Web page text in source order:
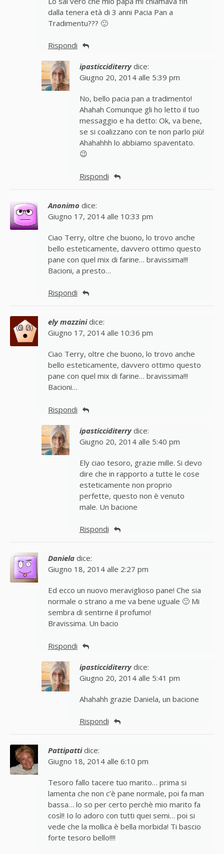
dalla tenera età di 3 anni Pacia Pan a
Tradimentu??? 🙂
Rispondi
ipasticciditerry dice:
Giugno 20, 2014 alle 5:39 pm
No, bello pacia pan a tradimento!
Ahahah Comunque gli ho letto il tuo
messaggio e ha detto: Ok, va bene,
se si coalizzano con te non parlo più!
Ahahahhh lo abbiamo spaventato.
😉
Rispondi
Anonimo dice:
Giugno 17, 2014 alle 10:33 pm
Ciao Terry, oltre che buono, lo trovo anche
bello esteticamente, davvero ottimo questo
pane con quel mix di farine… bravissima!!!
Bacioni, a presto…
Rispondi
ely mazzini dice:
Giugno 17, 2014 alle 10:36 pm
Ciao Terry, oltre che buono, lo trovo anche
bello esteticamente, davvero ottimo questo
pane con quel mix di farine… bravissima!!!
Bacioni…
Rispondi
ipasticciditerry dice:
Giugno 20, 2014 alle 5:40 pm
Ely ciao tesoro, grazie mille. Si devo
dire che in rapporto a tutte le cose
esteticamente non proprio
perfette, questo non è venuto
male. Un bacione
Rispondi
Daniela dice:
Giugno 18, 2014 alle 2:27 pm
Ed ecco un nuovo meraviglioso pane! Che sia
normale o strano a me va bene uguale 🙂 Mi
sembra di sentirne il profumo!
Bravissima. Un bacio
Rispondi
ipasticciditerry dice:
Giugno 20, 2014 alle 5:41 pm
Ahahahh grazie Daniela, un bacione
Rispondi
Pattipatti dice:
Giugno 18, 2014 alle 6:10 pm
Tesoro fallo tacere tuo marito… prima si
lamenta che non c’è pane normale, poi fa man
bassa… lo so per certo perchè mio marito fa
così!! Io lo adoro con tutti quei semi… poi si
vede che la mollica è bella morbida! Ti bascio
forte tesoro bello!!!!